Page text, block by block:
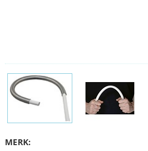
MERK: